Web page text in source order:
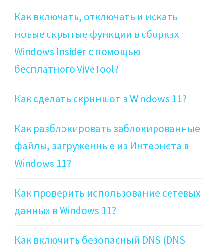
Как включать, отключать и искать
новые скрытые функции в сборках
Windows Insider с помощью
бесплатного ViVeTool?
Как сделать скриншот в Windows 11?
Как разблокировать заблокированные
файлы, загруженные из Интернета в
Windows 11?
Как проверить использование сетевых
данных в Windows 11?
Как включить безопасный DNS (DNS